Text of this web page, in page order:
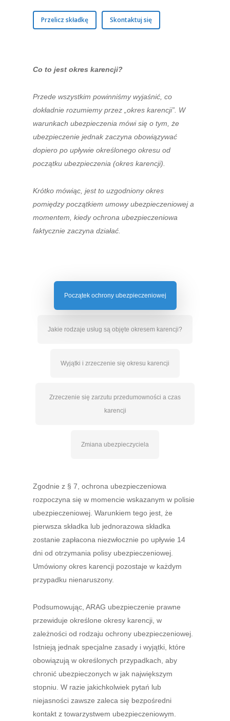
Przelicz składkę Skontaktuj się
Co to jest okres karencji?
Przede wszystkim powinniśmy wyjaśnić, co
dokładnie rozumiemy przez „okres karencji”. W
warunkach ubezpieczenia mówi się o tym, że
ubezpieczenie jednak zaczyna obowiązywać
dopiero po upływie określonego okresu od
początku ubezpieczenia (okres karencji).
Krótko mówiąc, jest to uzgodniony okres
pomiędzy początkiem umowy ubezpieczeniowej a
momentem, kiedy ochrona ubezpieczeniowa
faktycznie zaczyna działać.
Początek ochrony ubezpieczeniowej
Jakie rodzaje usług są objęte okresem karencji?
Wyjątki i zrzeczenie się okresu karencji
Zrzeczenie się zarzutu przedumowności a czas
karencji
Zmiana ubezpieczyciela
Zgodnie z § 7, ochrona ubezpieczeniowa
rozpoczyna się w momencie wskazanym w polisie
ubezpieczeniowej. Warunkiem tego jest, że
pierwsza składka lub jednorazowa składka
zostanie zapłacona niezwłocznie po upływie 14
dni od otrzymania polisy ubezpieczeniowej.
Umówiony okres karencji pozostaje w każdym
przypadku nienaruszony.
Podsumowując, ARAG ubezpieczenie prawne
przewiduje określone okresy karencji, w
zależności od rodzaju ochrony ubezpieczeniowej.
Istnieją jednak specjalne zasady i wyjątki, które
obowiązują w określonych przypadkach, aby
chronić ubezpieczonych w jak największym
stopniu. W razie jakichkolwiek pytań lub
niejasności zawsze zaleca się bezpośredni
kontakt z towarzystwem ubezpieczeniowym.